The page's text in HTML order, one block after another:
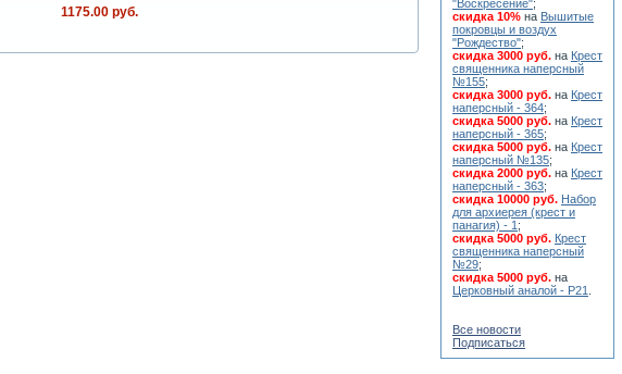
1175.00 руб.
"Воскресение";
скидка 10% на Вышитые
покровцы и воздух
"Рождество";
скидка 3000 руб. на Крест
священника наперсный
№155;
скидка 3000 руб. на Крест
наперсный - 364;
скидка 5000 руб. на Крест
наперсный - 365;
скидка 5000 руб. на Крест
наперсный №135;
скидка 2000 руб. на Крест
наперсный - 363;
скидка 10000 руб. Набор
для архиерея (крест и
панагия) - 1 ;
скидка 5000 руб. Крест
священника наперсный
№29;
скидка 5000 руб. на
Церковный аналой - Р21
Все новости
Подписаться